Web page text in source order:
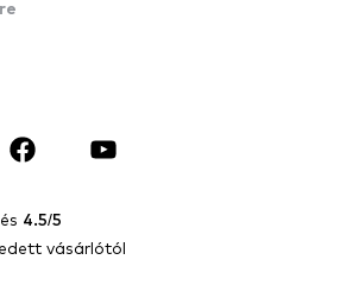
4.5/5
vásárlótól